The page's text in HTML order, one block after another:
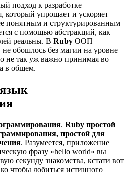
подход к разработке
который упрощает и ускоряет
понятным и структурированным
с помощью абстракций, как
реальны. В Ruby ООП
обошлось без магии на уровне
не так уж важно принимая во
в общем.
. Ruby простой
простой для
. Разумеется, приложение
фразу «hello world» вы
секунду знакомства, кстати вот
чтобы добиться истинного